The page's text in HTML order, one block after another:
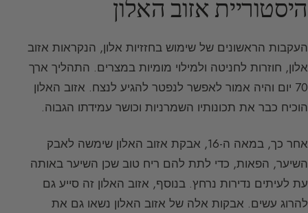
היסטוריית אזוב האלון
העקבות הראשונים של שימוש בחזזיות אלון, הנקראות אזוב
אלון, חוזרות לחניטה ולמילוי מומיות במצרים. התהליך ארך
70 יום והיה אמור לאפשר לנפטר להגיע לנצח. אזוב האלון
הוכיח כבר את תכונותיו השמרניות וכושר עמידתו הגבוה.
אחר כך, במאה ה-16, אבקת אזוב האלון שימשה לאבק
השיער, הפאות, כדי לתת להם ריח טוב שכן השיער באותה
עת לעיתים נדירות נרחץ. בנוסף, אזוב האלון זה סייע גם
להרוג עשים. אבקות אלה של אזוב האלון נשאו גם את